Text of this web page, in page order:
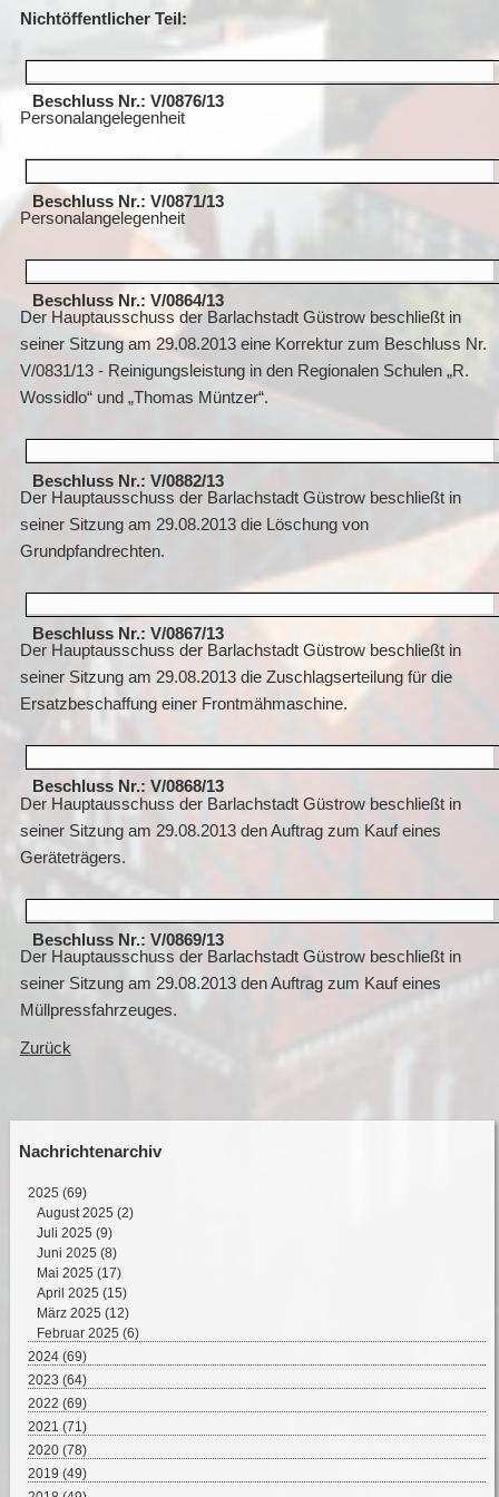
Nichtöffentlicher Teil:
Beschluss Nr.: V/0876/13
Personalangelegenheit
Beschluss Nr.: V/0871/13
Personalangelegenheit
Beschluss Nr.: V/0864/13
Der Hauptausschuss der Barlachstadt Güstrow beschließt in
seiner Sitzung am 29.08.2013 eine Korrektur zum Beschluss Nr.
V/0831/13 - Reinigungsleistung in den Regionalen Schulen „R.
Wossidlo“ und „Thomas Müntzer“.
Beschluss Nr.: V/0882/13
Der Hauptausschuss der Barlachstadt Güstrow beschließt in
seiner Sitzung am 29.08.2013 die Löschung von
Grundpfandrechten.
Beschluss Nr.: V/0867/13
Der Hauptausschuss der Barlachstadt Güstrow beschließt in
seiner Sitzung am 29.08.2013 die Zuschlagserteilung für die
Ersatzbeschaffung einer Frontmähmaschine.
Beschluss Nr.: V/0868/13
Der Hauptausschuss der Barlachstadt Güstrow beschließt in
seiner Sitzung am 29.08.2013 den Auftrag zum Kauf eines
Geräteträgers.
Beschluss Nr.: V/0869/13
Der Hauptausschuss der Barlachstadt Güstrow beschließt in
seiner Sitzung am 29.08.2013 den Auftrag zum Kauf eines
Müllpressfahrzeuges.
Zurück
Nachrichtenarchiv
2025 (69)
August 2025 (2)
Juli 2025 (9)
Juni 2025 (8)
Mai 2025 (17)
April 2025 (15)
März 2025 (12)
Februar 2025 (6)
2024 (69)
Dezember 2024 (2)
November 2024 (11)
Oktober 2024 (7)
September 2024 (4)
August 2024 (4)
Juli 2024 (4)
2023 (64)
Dezember 2023 (2)
November 2023 (8)
Oktober 2023 (4)
September 2023 (4)
August 2023 (6)
2022 (69)
Dezember 2022 (8)
November 2022 (4)
Oktober 2022 (10)
September 2022 (5)
2021 (71)
Dezember 2021 (8)
November 2021 (7)
Oktober 2021 (5)
2020 (78)
Dezember 2020 (7)
November 2020 (9)
2019 (49)